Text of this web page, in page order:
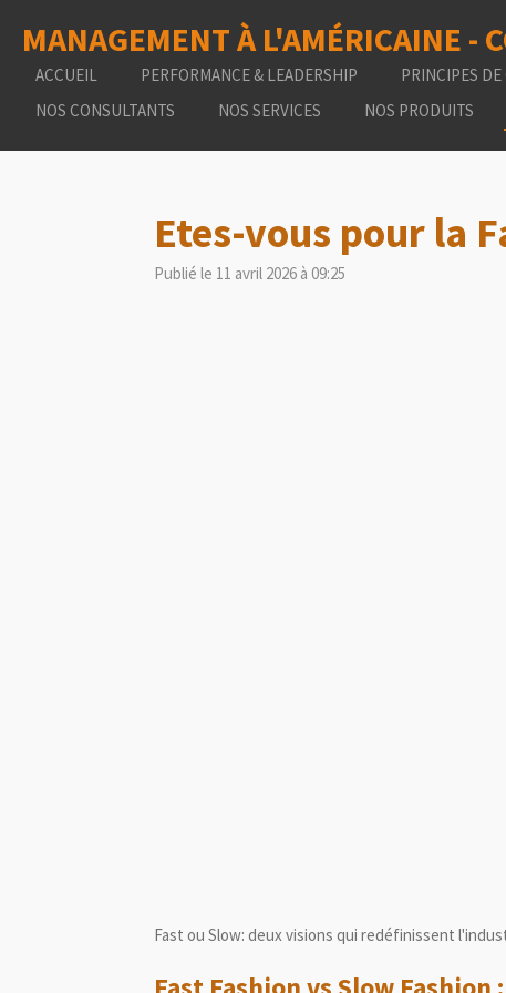
contenu
MANAGEMENT À L'AMÉRICAINE -
ACCUEIL PERFORMANCE & LEADERSHIP PRINCIPES DE
NOS CONSULTANTS
NOS SERVICES NOS PRODUITS
Etes-vous pour la
Publié le 11 avril 2026 à 09:25
Fast ou Slow: deux visions qui redéfinissent